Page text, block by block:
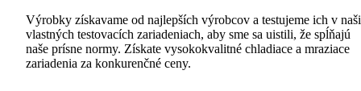
Výrobky získavame od najlepších výrobcov a testujeme ich v
vlastných testovacích zariadeniach, aby sme sa uistili, že spĺňajú
naše prísne normy. Získate vysokokvalitné chladiace a mraziace
zariadenia za konkurenčné ceny.